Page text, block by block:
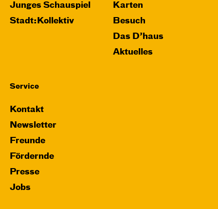
Junges Schauspiel
Stadt:Kollektiv
Karten
Besuch
Das D’haus
Aktuelles
Service
Kontakt
Newsletter
Freunde
Fördernde
Presse
Jobs